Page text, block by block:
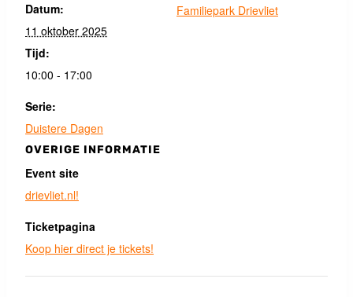
Datum:
11 oktober 2025
Tijd:
10:00 - 17:00
Serie:
Duistere Dagen
Familiepark Drievliet
OVERIGE INFORMATIE
Event site
drievliet.nl!
Ticketpagina
Koop hier direct je tickets!